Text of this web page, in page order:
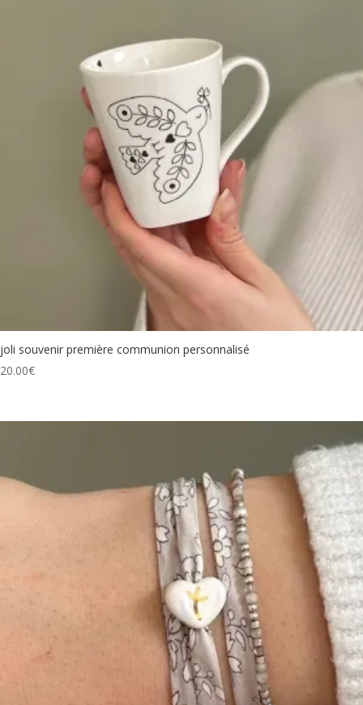
joli souvenir première communion personnalisé
20.00€